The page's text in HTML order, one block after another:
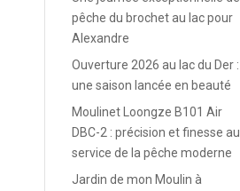
pêche du brochet au lac pour
Alexandre
Ouverture 2026 au lac du Der :
une saison lancée en beauté
Moulinet Loongze B101 Air
DBC-2 : précision et finesse au
service de la pêche moderne
Jardin de mon Moulin à